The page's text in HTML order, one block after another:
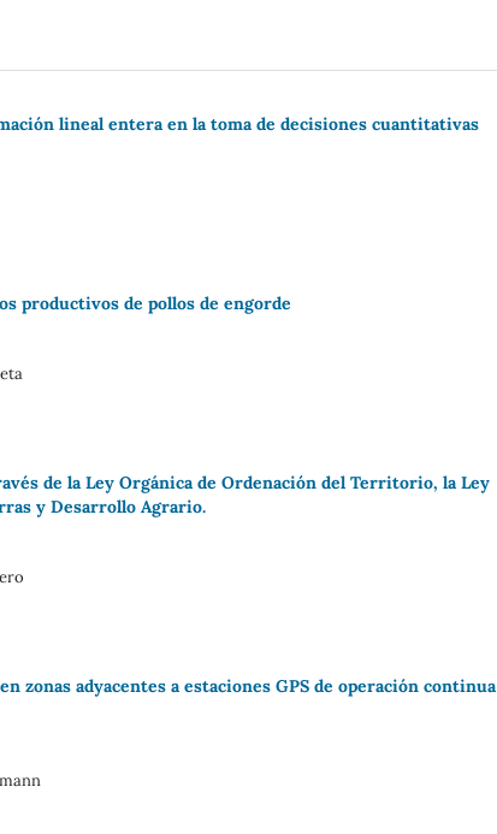
lineal entera en la toma de decisiones cuantitativas
productivos de pollos de engorde
de la Ley Orgánica de Ordenación del Territorio, la Ley
y Desarrollo Agrario.
zonas adyacentes a estaciones GPS de operación continua